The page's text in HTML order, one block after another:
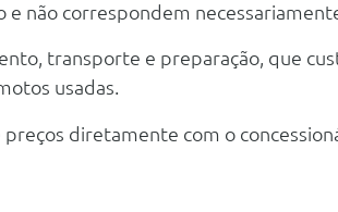
não correspondem
transporte e preparação, que
usadas.
diretamente com o